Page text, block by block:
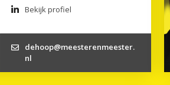
Bekijk profiel
dehoop@meesterenmeester.
nl